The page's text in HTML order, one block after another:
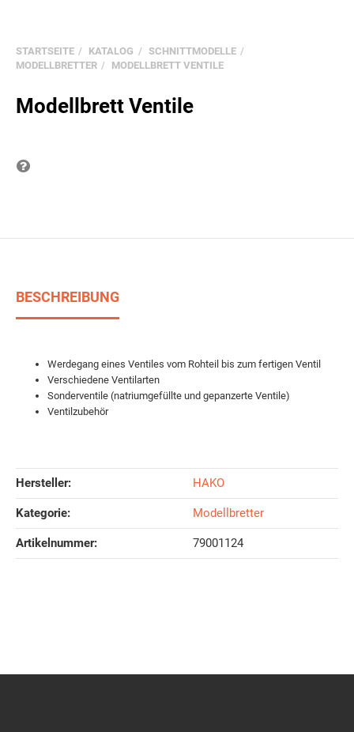
STARTSEITE KATALOG
SCHNITTMODELLE
MODELLBRETTER
MODELLBRETT VENTILE
Modellbrett Ventile
BESCHREIBUNG
Werdegang eines Ventiles vom Rohteil bis zum fertigen Ventil
Verschiedene Ventilarten
Sonderventile (natriumgefüllte und gepanzerte Ventile)
Ventilzubehör
Hersteller: HAKO
Kategorie: Modellbretter
Artikelnummer: 79001124